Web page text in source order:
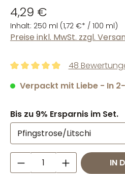
4,29 €
Inhalt: 250 ml (1,72 €* / 100 ml)
Preise inkl. MwSt. zzgl.
48
Verpackt mit Liebe - In
Bis zu 9% Ersparnis im Set.
Produkt Anzahl: IN